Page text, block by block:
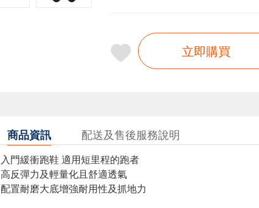
立即購買
商品資訊 配送及售後服務說明
入門緩衝跑鞋 適用短里程的跑者
高反彈力及輕量化且舒適透氣
配置耐磨大底增強耐用性及抓地力